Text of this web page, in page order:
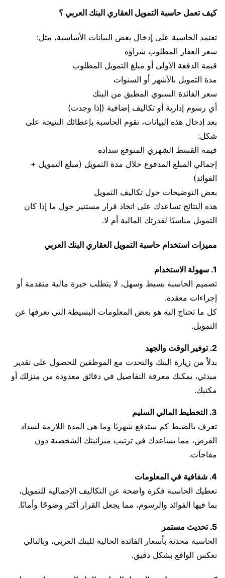
كيف تعمل حاسبة التمويل العقاري البنك العربي ؟
تعتمد الحاسبة على إدخال بعض البيانات الأساسية، مثل:
سعر العقار المطلوب شراؤه
قيمة الدفعة الأولى أو مبلغ التمويل المطلوب
مدة التمويل بالأشهر أو السنوات
سعر الفائدة السنوي المطبق من البنك
أي رسوم إدارية أو تكاليف إضافية (إذا وجدت)
بعد إدخال هذه البيانات، تقوم الحاسبة بإعطائك النتيجة على
شكل:
قيمة القسط الشهري المتوقع سداده
إجمالي المبلغ المدفوع خلال مدة التمويل (مبلغ التمويل +
الفوائد)
بعض التوضيحات حول تكاليف التمويل
هذه النتائج تساعدك على اتخاذ قرار مستنير حول ما إذا كان
التمويل مناسبًا لقدرتك المالية أم لا.
مميزات استخدام حاسبة التمويل العقاري البنك العربي
1. سهولة الاستخدام
تصميم الحاسبة بسيط وسهل، لا يتطلب خبرة مالية متقدمة أو
إجراءات معقدة.
كل ما تحتاج إليه هو بعض المعلومات البسيطة التي تعرفها عن
التمويل.
2. توفير الوقت والجهد
بدلاً من زيارة البنك والتحدث مع الموظفين للحصول على تقدير
مبدئي، يمكنك معرفة التفاصيل في دقائق معدودة من منزلك أو
مكتبك.
3. التخطيط المالي السليم
تعرف بالضبط كم ستدفع شهريًا وما هي المدة اللازمة لسداد
القرض، مما يساعدك في ترتيب ميزانيتك الشخصية دون
مفاجآت.
4. شفافية في المعلومات
تعطيك الحاسبة فكرة واضحة عن التكاليف الإجمالية للتمويل،
بما فيها الفوائد والرسوم، مما يجعل القرار أكثر وضوحًا وأمانًا.
5. تحديث مستمر
الحاسبة محدثة بأسعار الفائدة الحالية للبنك العربي، وبالتالي
تعكس الواقع بشكل دقيق.